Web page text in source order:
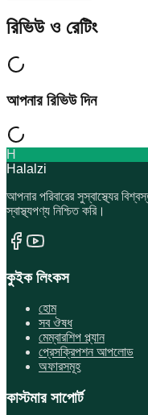
রিভিউ ও রেটিং
আপনার রিভিউ দিন
H
Halalzi
আপনার পরিবারের সুস্বাস্থ্যের
স্বাস্থ্যপণ্য নিশ্চিত করি।
কুইক লিংকস
হোম
সব ঔষধ
মেম্বারশিপ প্ল্যান
প্রেসক্রিপশন আপলোড
অফারসমূহ
কাস্টমার সাপোর্ট